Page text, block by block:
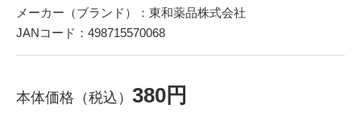
メーカー（ブランド）：東和薬品株式会社
JANコード：498715570068
本体価格（税込） 380円